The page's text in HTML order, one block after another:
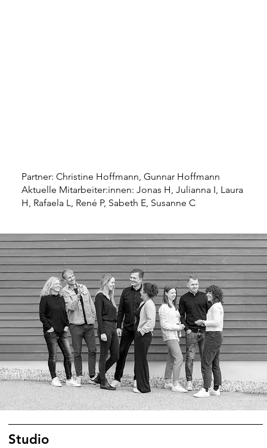
Studio
Partner: Christine Hoffmann, Gunnar Hoffmann
Aktuelle Mitarbeiter:innen: Jonas H, Julianna I, Laura
H, Rafaela L, René P, Sabeth E, Susanne C